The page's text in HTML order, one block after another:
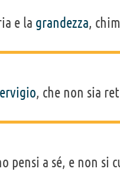
e la grandezza,
, che non sia
pensi a sé, e non si